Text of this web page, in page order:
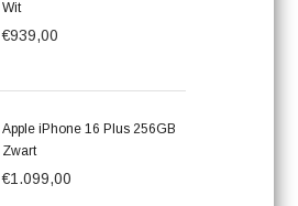
Wit
€939,00
Apple iPhone 16 Plus 256GB
Zwart
€1.099,00